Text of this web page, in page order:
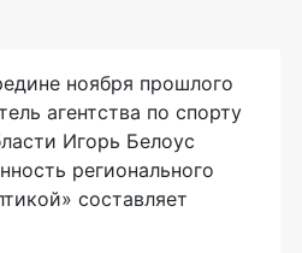
ноября прошлого
агентства по спорту
Игорь Белоус
регионального
составляет